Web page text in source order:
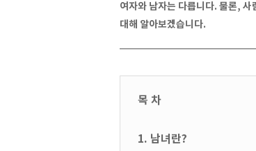
여자와 남자는 다릅니다. 물론,
대해 알아보겠습니다.
목 차
1. 남녀란?